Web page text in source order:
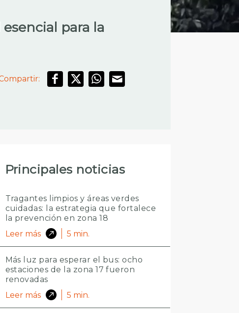
para la
Principales noticias
Tragantes limpios y áreas verdes
cuidadas: la estrategia que fortalece
la prevención en zona 18
Leer más
5 min.
Más luz para esperar el bus: ocho
estaciones de la zona 17 fueron
renovadas
Leer más
5 min.